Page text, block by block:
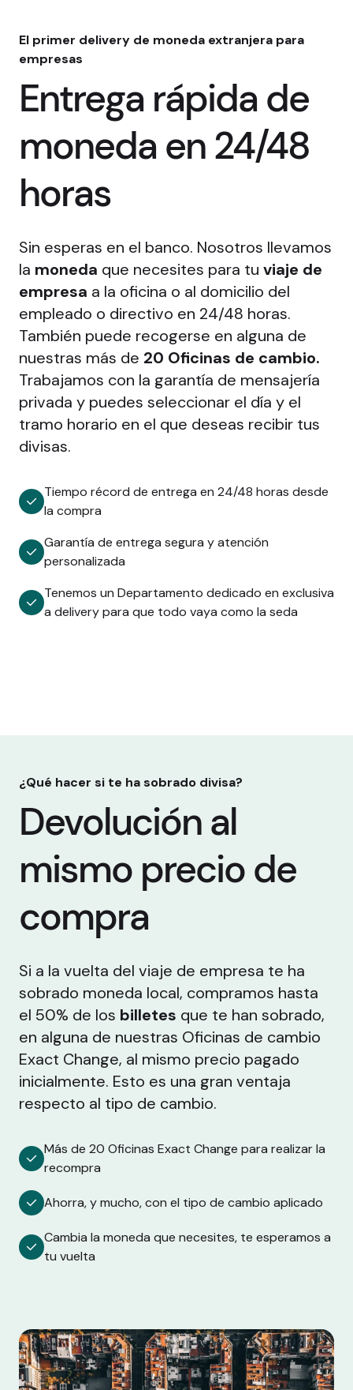
El primer delivery de moneda extranjera para
empresas
Entrega rápida de
moneda en 24/48
horas
Sin esperas en el banco. Nosotros llevamos
la moneda que necesites para tu viaje de
empresa a la oficina o al domicilio del
empleado o directivo en 24/48 horas.
También puede recogerse en alguna de
nuestras más de 20 Oficinas de cambio.
Trabajamos con la garantía de mensajería
privada y puedes seleccionar el día y el
tramo horario en el que deseas recibir tus
divisas.
Tiempo récord de entrega en 24/48 horas desde
la compra
Garantía de entrega segura y atención
personalizada
Tenemos un Departamento dedicado en exclusiva
a delivery para que todo vaya como la seda
¿Qué hacer si te ha sobrado divisa?
Devolución al
mismo precio de
compra
Si a la vuelta del viaje de empresa te ha
sobrado moneda local, compramos hasta
el 50% de los billetes que te han sobrado,
en alguna de nuestras Oficinas de cambio
Exact Change, al mismo precio pagado
inicialmente. Esto es una gran ventaja
respecto al tipo de cambio.
Más de 20 Oficinas Exact Change para realizar la
recompra
Ahorra, y mucho, con el tipo de cambio aplicado
Cambia la moneda que necesites, te esperamos a
tu vuelta